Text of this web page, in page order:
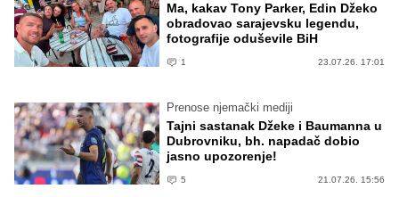
Ma, kakav Tony Parker, Edin Džeko
obradovao sarajevsku legendu,
fotografije oduševile BiH
1 23.07.26. 17:01
Prenose njemački mediji
Tajni sastanak Džeke i Baumanna u
Dubrovniku, bh. napadač dobio
jasno upozorenje!
5 21.07.26. 15:56